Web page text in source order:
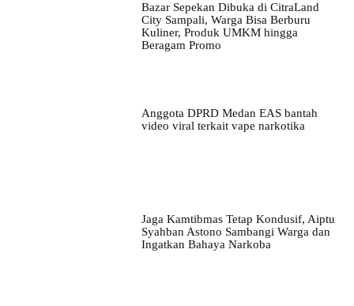
Bazar Sepekan Dibuka di CitraLand
City Sampali, Warga Bisa Berburu
Kuliner, Produk UMKM hingga
Beragam Promo
Anggota DPRD Medan EAS bantah
video viral terkait vape narkotika
Jaga Kamtibmas Tetap Kondusif, Aiptu
Syahban Astono Sambangi Warga dan
Ingatkan Bahaya Narkoba